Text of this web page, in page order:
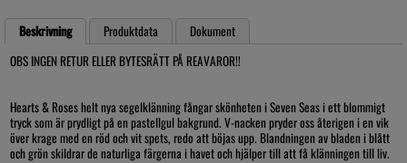
Beskrivning Produktdata
Dokument
OBS INGEN RETUR ELLER BYTESRÄTT PÅ REAVAROR!!
Hearts & Roses helt nya segelklänning fångar skönheten i Seven Seas i ett blommigt
tryck som är prydligt på en pastellgul bakgrund. V-nacken pryder oss återigen i en vik
över krage med en röd och vit spets, redo att böjas upp. Blandningen av bladen i blått
och grön skildrar de naturliga färgerna i havet och hjälper till att få klänningen till liv.